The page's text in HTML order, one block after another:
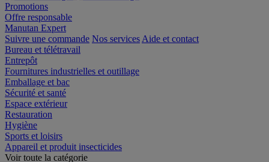
Promotions
Offre responsable
Manutan Expert
Suivre une commande
Bureau et télétravail
Entrepôt
Fournitures industrielles et outillage
Emballage et bac
Sécurité et santé
Espace extérieur
Restauration
Hygiène
Sports et loisirs
Appareil et produit insecticides